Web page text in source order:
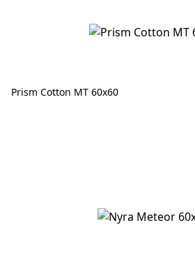
Prism Cotton MT 60x60